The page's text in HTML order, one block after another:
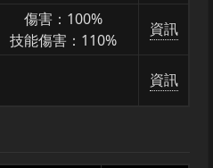
傷害：100%
技能傷害：110%
資訊
資訊